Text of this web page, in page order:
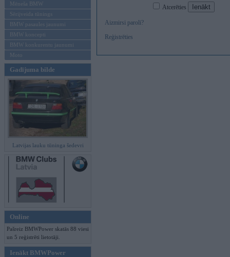
Mēneša BMW
Sērijveida tūnings
BMW pasaules jaunumi
BMW koncepti
BMW konkurentu jaunumi
Moto
Gadījuma bilde
Latvijas lauku tūninga šedevri
Online
Pašreiz BMWPower skatās 88 viesi
un 5 reģistrēti lietotāji.
Ienākt BMWPower
Atcerēties
Aizmirsi paroli?
Reģistrēties